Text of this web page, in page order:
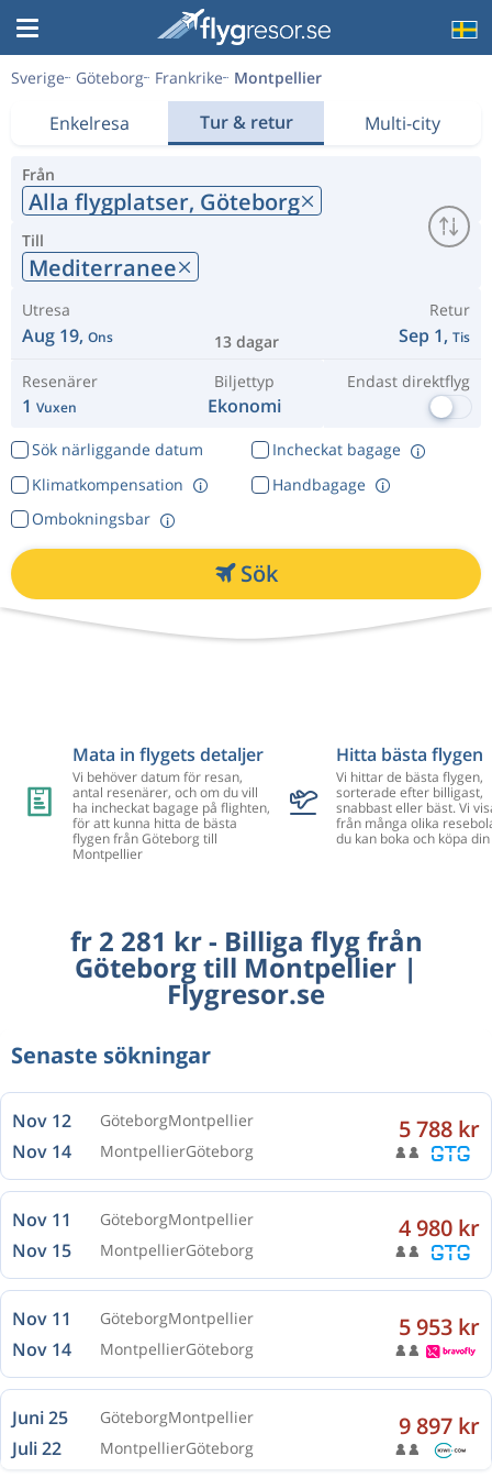
Sverige Göteborg Frankrike Montpellier
Enkelresa Tur & retur Multi-city
Från
Alla flygplatser, Göteborg
Till
Mediterranee
Utresa
Aug 19, Ons 13 dagar
Retur
Sep 1, Tis
Resenärer
1 Vuxen
Biljettyp
Ekonomi
Endast direktflyg
Sök närliggande datum
Incheckat bagage
Klimatkompensation
Ombokningsbar
Handbagage
Sök
Mata in flygets detaljer
Vi behöver datum för resan,
antal resenärer, och om du vill
ha incheckat bagage på flighten,
för att kunna hitta de bästa
flygen från Göteborg till
Montpellier
Hitta bästa flygen
Vi hittar de bästa flygen,
sorterade efter billigast,
snabbast eller bäst. Vi
från många olika
du kan boka och köpa
fr 2 281 kr - Billiga flyg från
Göteborg till Montpellier |
Flygresor.se
Senaste sökningar
Nov 12 GöteborgMontpellier
Nov 14 MontpellierGöteborg
5 788 kr
Nov 11 GöteborgMontpellier
Nov 15 MontpellierGöteborg
4 980 kr
Nov 11 GöteborgMontpellier
Nov 14 MontpellierGöteborg
5 953 kr
Juni 25 GöteborgMontpellier
Juli 22 MontpellierGöteborg
9 897 kr